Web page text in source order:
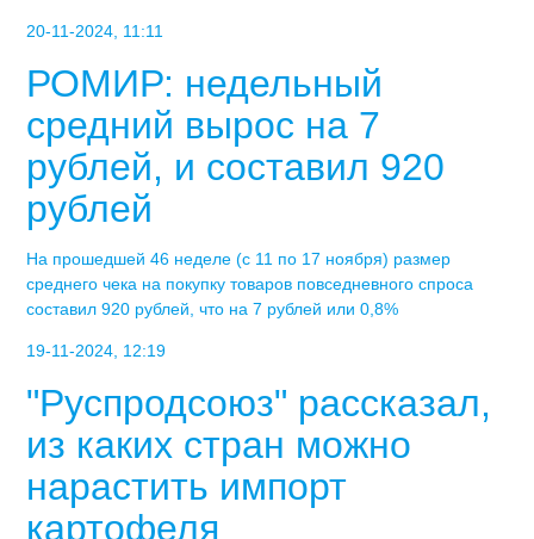
20-11-2024, 11:11
РОМИР: недельный
средний вырос на 7
рублей, и составил 920
рублей
На прошедшей 46 неделе (с 11 по 17 ноября) размер
среднего чека на покупку товаров повседневного спроса
составил 920 рублей, что на 7 рублей или 0,8%
19-11-2024, 12:19
"Руспродсоюз" рассказал,
из каких стран можно
нарастить импорт
картофеля